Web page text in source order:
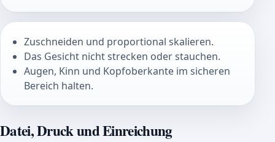
Zuschneiden und proportional skalieren.
Das Gesicht nicht strecken oder stauchen.
Augen, Kinn und Kopfoberkante im sicheren
Bereich halten.
Datei, Druck und Einreichung